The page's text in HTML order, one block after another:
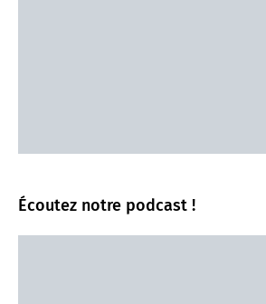
Écoutez notre podcast !